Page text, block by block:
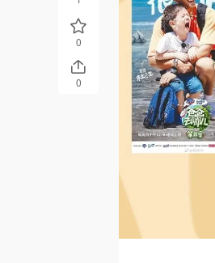
0
0